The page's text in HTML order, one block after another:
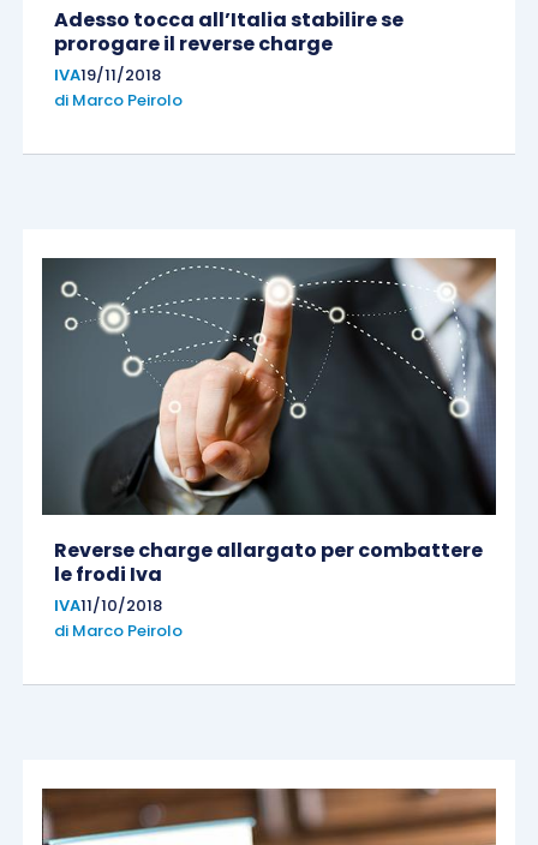
Adesso tocca all’Italia stabilire se
prorogare il reverse charge
IVA19/11/2018
di Marco Peirolo
Reverse charge allargato per combattere
le frodi Iva
IVA11/10/2018
di Marco Peirolo